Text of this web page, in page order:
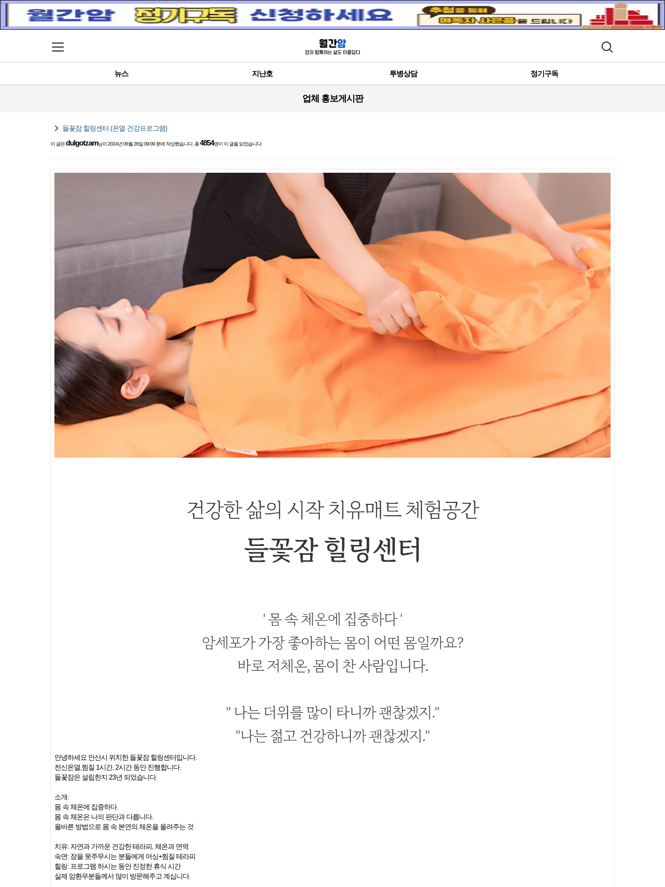
메뉴 열기 검색
뉴스 지난호 투병상담 정기구독
업체 홍보게시판
chevron_right 들꽃잠 힐링센터 (온열 건강프로그램)
이 글은dulgotzam님이 2024년 06월 26일 09:09 분에 작성했습니다. 총4854명이 이 글을 읽었습니다.
안녕하세요 안산시 위치한 들꽃잠 힐링센터입니다.
전신온열,찜질 1시간, 2시간 동안 진행합니다.
들꽃잠은 설립한지 23년 되었습니다.
소개:
몸 속 체온에 집중하다.
몸 속 체온은 나의 판단과 다릅니다.
올바른 방법으로 몸 속 본연의 체온을 올려주는 것
치유: 자연과 가까운 건강한 테라피, 체온과 면역
숙면: 잠을 못주무시는 분들에게 어싱+찜질 테라피
힐링: 프로그램 하시는 동안 진정한 휴식 시간
실제 암환우분들께서 많이 방문해주고 계십니다.